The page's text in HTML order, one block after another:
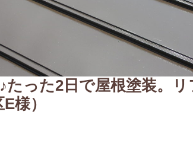
った2日で屋根塗装。
様）